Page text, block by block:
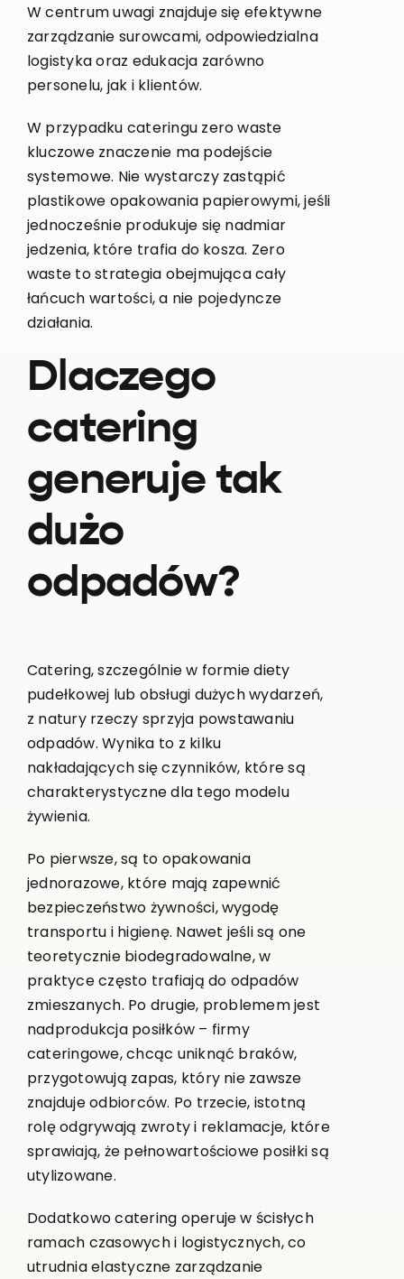
W centrum uwagi znajduje się efektywne
zarządzanie surowcami, odpowiedzialna
logistyka oraz edukacja zarówno
personelu, jak i klientów.
W przypadku cateringu zero waste
kluczowe znaczenie ma podejście
systemowe. Nie wystarczy zastąpić
plastikowe opakowania papierowymi, jeśli
jednocześnie produkuje się nadmiar
jedzenia, które trafia do kosza. Zero
waste to strategia obejmująca cały
łańcuch wartości, a nie pojedyncze
działania.
Dlaczego
catering
generuje tak
dużo
odpadów?
Catering, szczególnie w formie diety
pudełkowej lub obsługi dużych wydarzeń,
z natury rzeczy sprzyja powstawaniu
odpadów. Wynika to z kilku
nakładających się czynników, które są
charakterystyczne dla tego modelu
żywienia.
Po pierwsze, są to opakowania
jednorazowe, które mają zapewnić
bezpieczeństwo żywności, wygodę
transportu i higienę. Nawet jeśli są one
teoretycznie biodegradowalne, w
praktyce często trafiają do odpadów
zmieszanych. Po drugie, problemem jest
nadprodukcja posiłków – firmy
cateringowe, chcąc uniknąć braków,
przygotowują zapas, który nie zawsze
znajduje odbiorców. Po trzecie, istotną
rolę odgrywają zwroty i reklamacje, które
sprawiają, że pełnowartościowe posiłki są
utylizowane.
Dodatkowo catering operuje w ścisłych
ramach czasowych i logistycznych, co
utrudnia elastyczne zarządzanie